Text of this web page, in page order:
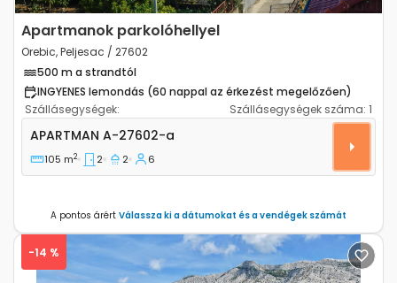
Apartmanok parkolóhellyel
Orebic, Peljesac / 27602
500 m a strandtól
INGYENES lemondás (60 nappal az érkezést megelőzően)
Szállásegységek:
Szállásegységek száma: 1
Kétszobás apartman Orebic (Peljesac) A-27602-a
APARTMAN A-27602-a
105 m2 2 2 6
A pontos árért Válassza ki a dátumokat és a vendégek számát
-14 %